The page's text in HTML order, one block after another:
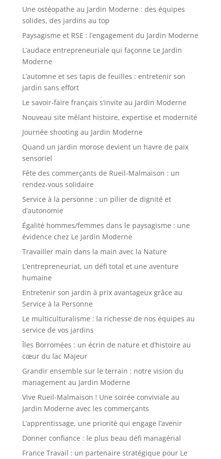
Une ostéopathe au Jardin Moderne : des équipes
solides, des jardins au top
Paysagisme et RSE : l’engagement du Jardin Moderne
L’audace entrepreneuriale qui façonne Le Jardin
Moderne
L’automne et ses tapis de feuilles : entretenir son
jardin sans effort
Le savoir-faire français s’invite au Jardin Moderne
Nouveau site mêlant histoire, expertise et modernité
Journée shooting au Jardin Moderne
Quand un jardin morose devient un havre de paix
sensoriel
Fête des commerçants de Rueil-Malmaison : un
rendez-vous solidaire
Service à la personne : un pilier de dignité et
d’autonomie
Égalité hommes/femmes dans le paysagisme : une
évidence chez Le Jardin Moderne
Travailler main dans la main avec la Nature
L’entrepreneuriat, un défi total et une aventure
humaine
Entretenir son jardin à prix avantageux grâce au
Service à la Personne
Le multiculturalisme : la richesse de nos équipes au
service de vos jardins
Îles Borromées : un écrin de nature et d’histoire au
cœur du lac Majeur
Grandir ensemble sur le terrain : notre vision du
management au Jardin Moderne
Vive Rueil-Malmaison ! Une soirée conviviale au
Jardin Moderne avec les commerçants
L’apprentissage, une priorité qui engage l’avenir
Donner confiance : le plus beau défi managérial
France Travail : un partenaire stratégique pour Le